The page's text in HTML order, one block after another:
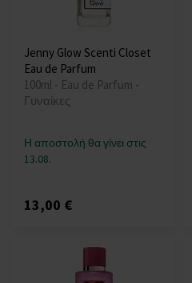
Jenny Glow Scenti Closet
Eau de Parfum
100ml - Eau de Parfum -
Γυναίκες
Η αποστολή θα γίνει στις
13.08.
13,00 €